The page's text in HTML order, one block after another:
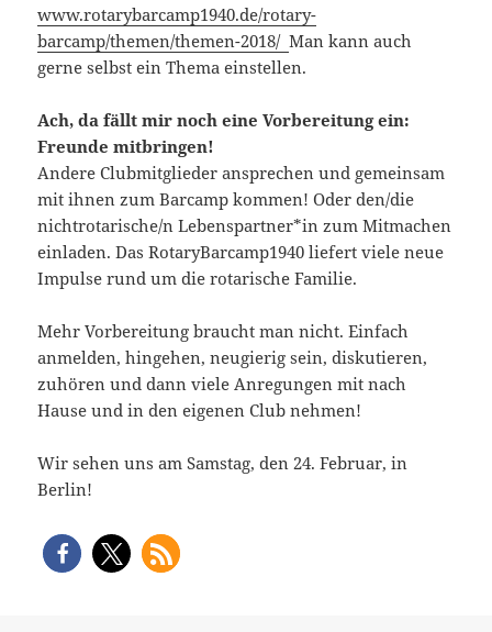
www.rotarybarcamp1940.de/rotary-
barcamp/themen/themen-2018/Man kann auch
gerne selbst ein Thema einstellen.
Ach, da fällt mir noch eine Vorbereitung ein:
Freunde mitbringen!
Andere Clubmitglieder ansprechen und gemeinsam
mit ihnen zum Barcamp kommen! Oder den/die
nichtrotarische/n Lebenspartner*in zum Mitmachen
einladen. Das RotaryBarcamp1940 liefert viele neue
Impulse rund um die rotarische Familie.
Mehr Vorbereitung braucht man nicht. Einfach
anmelden, hingehen, neugierig sein, diskutieren,
zuhören und dann viele Anregungen mit nach
Hause und in den eigenen Club nehmen!
Wir sehen uns am Samstag, den 24. Februar, in
Berlin!